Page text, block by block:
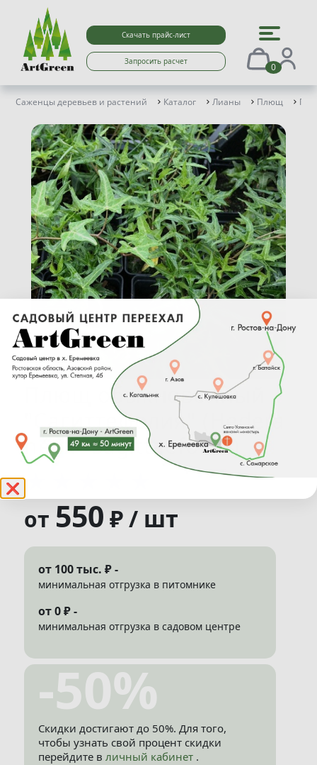
❌
Скачать прайс-лист
Запросить расчет 0
Саженцы деревьев и растений Каталог Лианы Плющ
Плющ обыкновенный
"Сагиттефолия" (Hedera
helix "Sagittaefolia")
★
от 550 ₽ / шт
от 100 тыс. ₽ -
минимальная отгрузка в питомнике
от 0 ₽ -
минимальная отгрузка в садовом центре
-50%
Скидки достигают до 50%. Для того,
чтобы узнать свой процент скидки
перейдите вличный кабинет .